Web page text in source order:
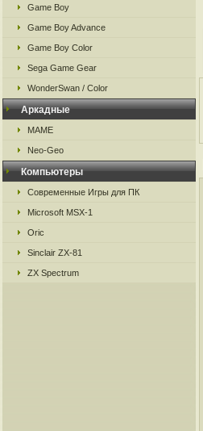
Game Boy
Game Boy Advance
Game Boy Color
Sega Game Gear
WonderSwan / Color
Аркадные
MAME
Neo-Geo
Компьютеры
Современные Игры для ПК
Microsoft MSX-1
Oric
Sinclair ZX-81
ZX Spectrum